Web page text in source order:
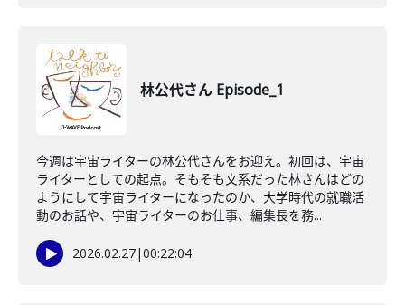
林公代さん Episode_1
今週は宇宙ライターの林公代さんをお迎え。初回は、宇宙
ライターとしての起点。そもそも文系だった林さんはどの
ようにして宇宙ライターになったのか、大学時代の就職活
動のお話や、宇宙ライターのお仕事、編集長を務...
2026.02.27|00:22:04